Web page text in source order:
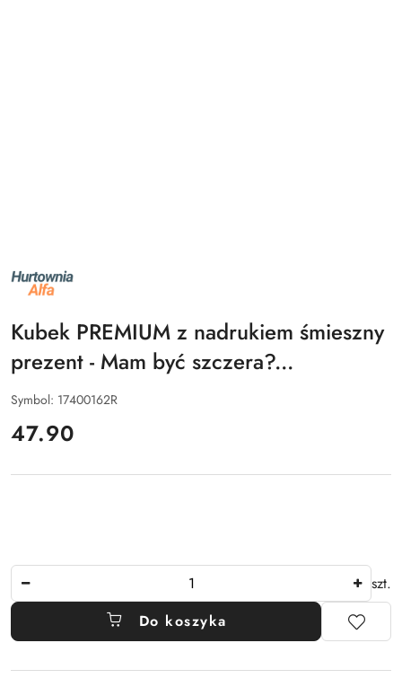
NAZWA
PRODUCENTA:
ALFA
Kubek PREMIUM z nadrukiem śmieszny
prezent - Mam być szczera?...
Symbol: 17400162R
cena:
47.90
szt.
Do koszyka